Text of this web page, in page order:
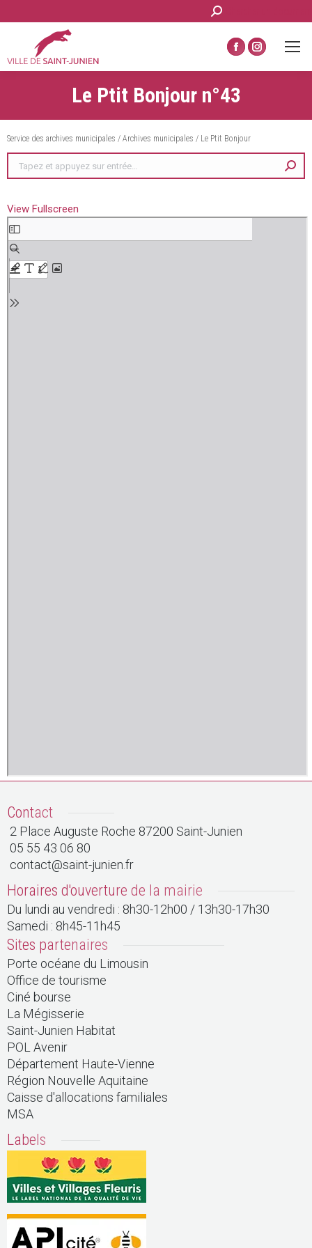
Recherche
:
La
page
Facebook
une
fenêtre
La
page
nouvelle
fenêtre
Le Ptit Bonjour n°43
Service des archives municipales / Archives municipales / Le Ptit Bonjour
View Fullscreen
Contact
2 Place Auguste Roche 87200 Saint-Junien
05 55 43 06 80
contact@saint-junien.fr
Horaires d'ouverture de la mairie
Du lundi au vendredi : 8h30-12h00 / 13h30-17h30
Samedi : 8h45-11h45
Sites partenaires
Porte océane du Limousin
Office de tourisme
Ciné bourse
La Mégisserie
Saint-Junien Habitat
POL Avenir
Département Haute-Vienne
Région Nouvelle Aquitaine
Caisse d'allocations familiales
MSA
Labels